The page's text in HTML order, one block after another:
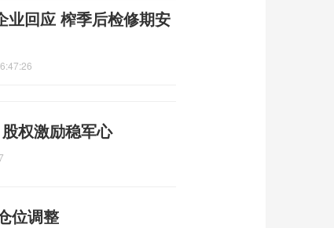
业回应 榨季后检修期安
权激励稳军心
位调整